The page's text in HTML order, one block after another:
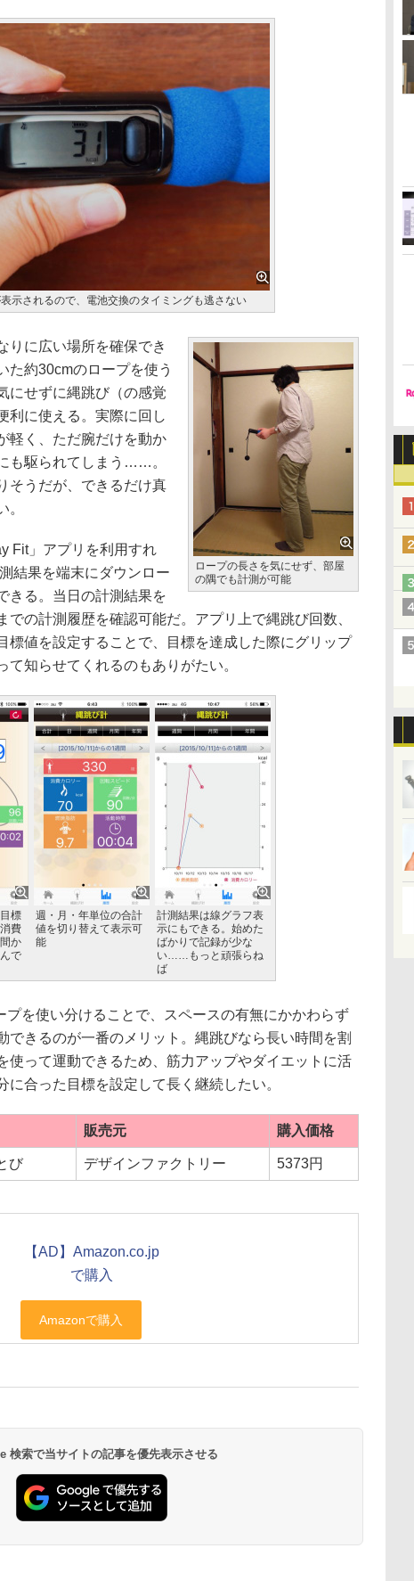
示されるので、電池交換のタイミングも逃さない
ロープの長さを気にせず、部屋
の隅でも計測が可能
に広い場所を確保でき
た約30cmのロープを使う
にせずに縄跳び（の感覚
利に使える。実際に回し
軽く、ただ腕だけを動か
も駆られてしまう……。
そうだが、できるだけ真
。
Fit」アプリを利用すれ
結果を端末にダウンロー
きる。当日の計測結果を
での計測履歴を確認可能だ。アプリ上で縄跳び回数、
標値を設定することで、目標を達成した際にグリップ
知らせてくれるのもありがたい。
標
費
か
で
週・月・年単位の合計
値を切り替えて表示可
能
計測結果は線グラフ表
示にもできる。始めた
ばかりで記録が少な
い……もっと頑張らね
ば
を使い分けることで、スペースの有無にかかわらず
できるのが一番のメリット。縄跳びなら長い時間を割
使って運動できるため、筋力アップやダイエットに活
に合った目標を設定して長く継続したい。
販売元 購入価格
び デザインファクトリー 5373円
【AD】Amazon.co.jp
で購入
検索で当サイトの記事を優先表示させる